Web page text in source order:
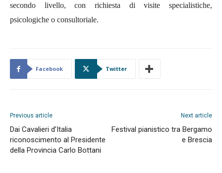
secondo livello, con richiesta di visite specialistiche,
psicologiche o consultoriale.
Facebook Twitter
Previous article
Dai Cavalieri d’Italia
riconoscimento al Presidente
della Provincia Carlo Bottani
Next article
Festival pianistico tra Bergamo
e Brescia